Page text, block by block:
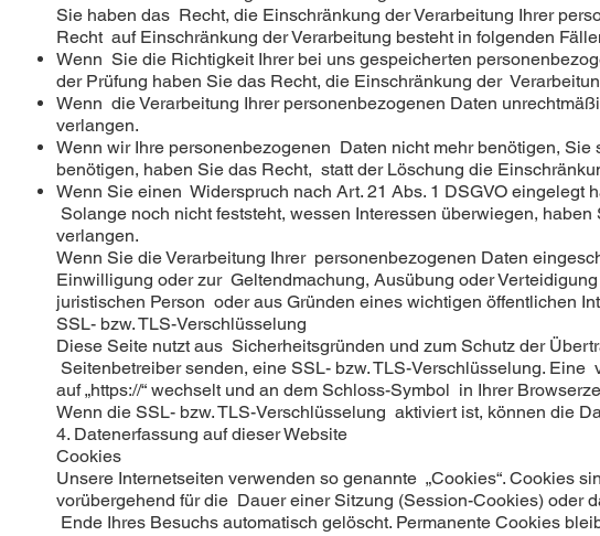
Sie haben das Recht, die Einschränkung der Verarbeitung Ihrer
Recht auf Einschränkung der Verarbeitung besteht in folgenden
Wenn Sie die Richtigkeit Ihrer bei uns gespeicherten
der Prüfung haben Sie das Recht, die Einschränkung der
Wenn die Verarbeitung Ihrer personenbezogenen Daten
verlangen.
Wenn wir Ihre personenbezogenen Daten nicht mehr benötigen,
benötigen, haben Sie das Recht, statt der Löschung die
Wenn Sie einen Widerspruch nach Art. 21 Abs. 1 DSGVO
Solange noch nicht feststeht, wessen Interessen überwiegen,
verlangen.
Wenn Sie die Verarbeitung Ihrer personenbezogenen Daten
Einwilligung oder zur Geltendmachung, Ausübung oder
juristischen Person oder aus Gründen eines wichtigen öffentlichen
SSL- bzw. TLS-Verschlüsselung
Diese Seite nutzt aus Sicherheitsgründen und zum Schutz der
Seitenbetreiber senden, eine SSL- bzw. TLS-Verschlüsselung.
auf „https://“ wechselt und an dem Schloss-Symbol in Ihrer
Wenn die SSL- bzw. TLS-Verschlüsselung aktiviert ist, können die
4. Datenerfassung auf dieser Website
Cookies
Unsere Internetseiten verwenden so genannte „Cookies“. Cookies
vorübergehend für die Dauer einer Sitzung (Session-Cookies) oder
Ende Ihres Besuchs automatisch gelöscht. Permanente Cookies